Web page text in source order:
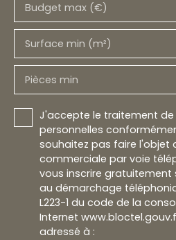
Budget max (€)
Surface min (m²)
Pièces min
J'accepte le traitement de
personnelles
souhaitez pas faire l'objet
commerciale par voie
vous inscrire
au démarchage
L223-1 du code de la
Internet
adressé à :